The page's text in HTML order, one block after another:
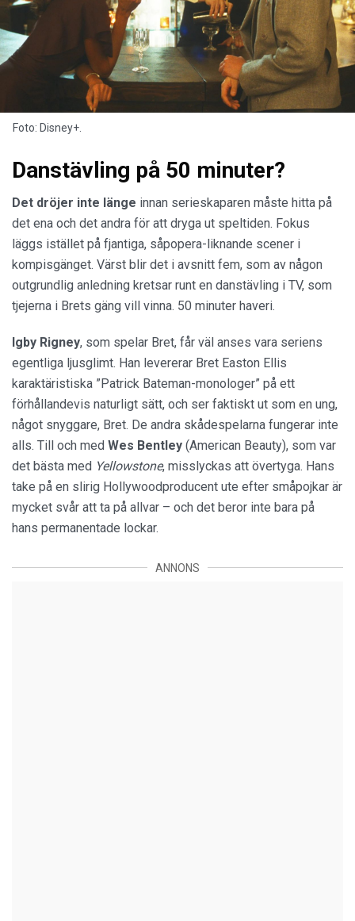
Foto: Disney+.
Danstävling på 50 minuter?
Det dröjer inte länge innan serieskaparen måste hitta på
det ena och det andra för att dryga ut speltiden. Fokus
läggs istället på fjantiga, såpopera-liknande scener i
kompisgänget. Värst blir det i avsnitt fem, som av någon
outgrundlig anledning kretsar runt en danstävling i TV, som
tjejerna i Brets gäng vill vinna. 50 minuter haveri.
Igby Rigney, som spelar Bret, får väl anses vara seriens
egentliga ljusglimt. Han levererar Bret Easton Ellis
karaktäristiska ”Patrick Bateman-monologer” på ett
förhållandevis naturligt sätt, och ser faktiskt ut som en ung,
något snyggare, Bret. De andra skådespelarna fungerar inte
alls. Till och med Wes Bentley (American Beauty), som var
det bästa med Yellowstone, misslyckas att övertyga. Hans
take på en slirig Hollywoodproducent ute efter småpojkar är
mycket svår att ta på allvar – och det beror inte bara på
hans permanentade lockar.
ANNONS